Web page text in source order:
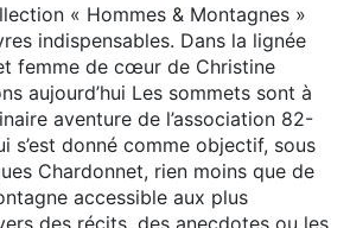
« Hommes & Montagnes »
indispensables. Dans la lignée
femme de cœur de Christine
aujourd’hui Les sommets sont à
aventure de l’association 82-
s’est donné comme objectif, sous
Chardonnet, rien moins que de
accessible aux plus
des récits, des anecdotes ou les